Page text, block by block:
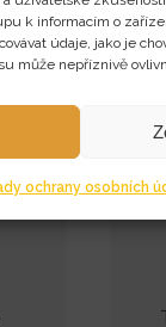
k informacím o
údaje, jako je
může nepříznivě
ochrany osobních